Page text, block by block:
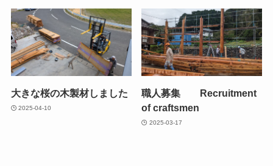
大きな桜の木製材しました
2025-04-10
職人募集 Recruitment
of craftsmen
2025-03-17